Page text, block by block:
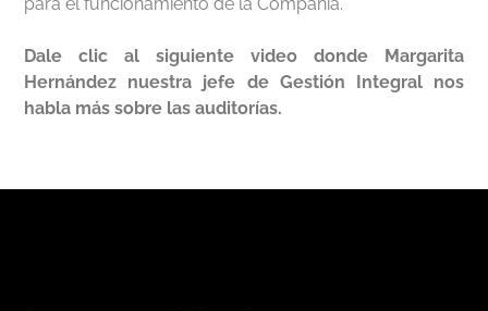
para el funcionamiento de la Compañía.
Dale clic al siguiente video donde Margarita
Hernández nuestra jefe de Gestión Integral nos
habla más sobre las auditorías.